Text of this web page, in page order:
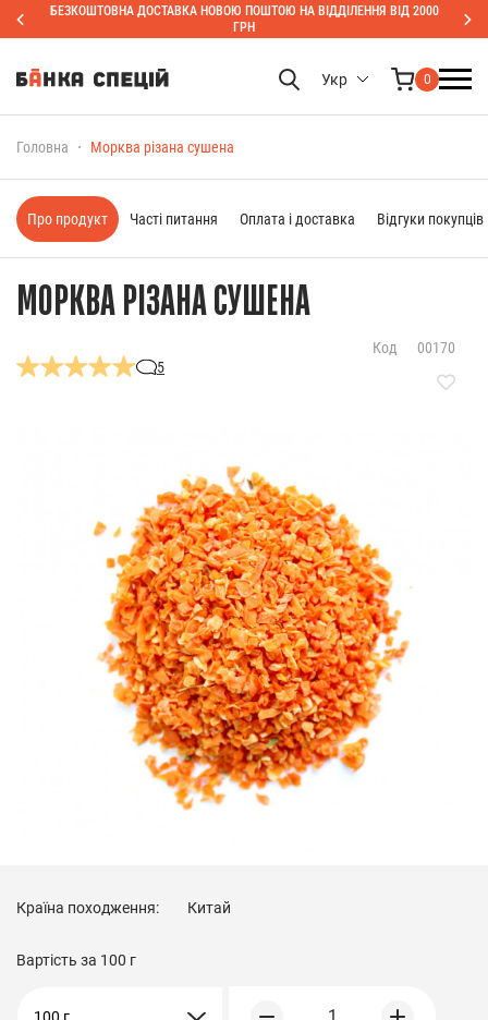
БЕЗКОШТОВНА ДОСТАВКА НОВОЮ ПОШТОЮ НА ВІДДІЛЕННЯ ВІД 2000
ГРН
Укр 0
Головна Морква різана сушена
МОРКВА РІЗАНА СУШЕНА
5
Код 00170
Країна походження: Китай
Вартість за 100 г
100 г 1
Про продукт Часті питання Оплата і доставка Відгуки покупців